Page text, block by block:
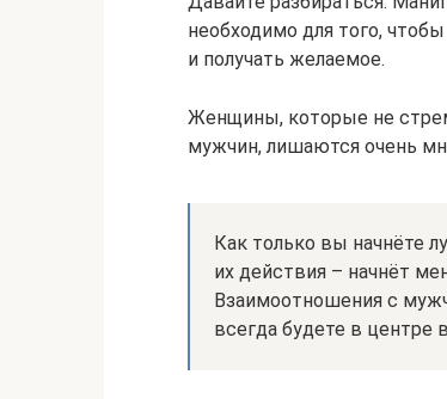
необходимо для того,
и получать желаемое.
Женщины, которые не
мужчин, лишаются очень
Как только вы начнёте
их действия – начнёт
Взаимоотношения с
всегда будете в центре